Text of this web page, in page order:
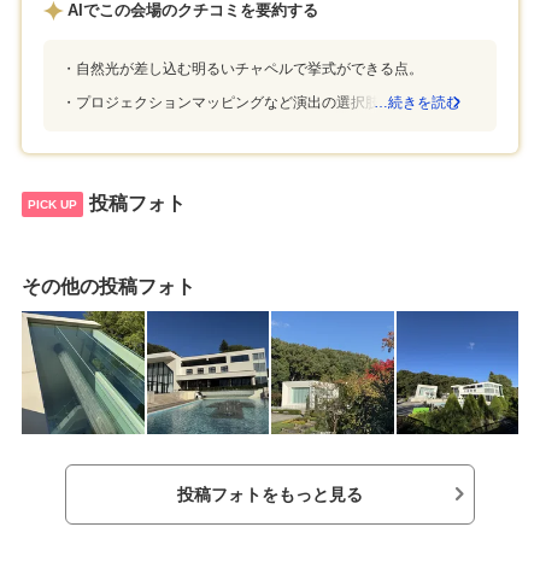
足行く内容です。また、デザートビュッフェは
した。アクセスは地下鉄の駅から車で5〜10分で
クセス出来ます。動物園内という事もあり、自
ん笑顔が素敵でした。担当して頂いたプランナ
た。案内、説明、サービスも安心できる物でし
た。自然豊かで独自の演出があります。個人的
り家族の送迎時も安心して時間を潰せます。ど
こでどんな準備をするべきかアドバイスが頂け
るので、安心して準備を進める事ができます。
当日の新郎新婦の入り時間も融通がききまし
た。
AIでこの会場のクチコミを要約する
自然光が差し込む明るいチャペルで挙式ができる点。
プロジェクションマッピングなど演出の選択肢が豊富な点。
…続きを読む
PICK UP 投稿フォト
その他の投稿フォト
投稿フォトをもっと見る